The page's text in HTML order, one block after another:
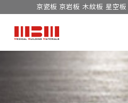
京瓷板 京岩板 木紋板 星空板